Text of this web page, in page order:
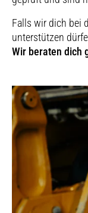
Falls wir dich bei
unterstützen
Wir beraten dich